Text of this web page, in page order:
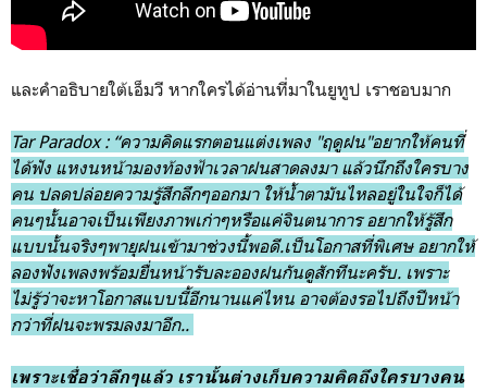
และคำอธิบายใต้เอ็มวี หากใครได้อ่านที่มาในยูทูป เราชอบมาก
Tar Paradox : “ความคิดแรกตอนแต่งเพลง "ฤดูฝน"อยากให้คนที่
ได้ฟัง แหงนหน้ามองท้องฟ้าเวลาฝนสาดลงมา แล้วนึกถึงใครบาง
คน ปลดปล่อยความรู้สึกลึกๆออกมา ให้น้ำตามันไหลอยู่ในใจก็ได้
คนๆนั้นอาจเป็นเพียงภาพเก่าๆหรือแค่จินตนาการ อยากให้รู้สึก
แบบนั้นจริงๆพายุฝนเข้ามาช่วงนี้พอดี.เป็นโอกาสที่พิเศษ อยากให้
ลองฟังเพลงพร้อมยื่นหน้ารับละอองฝนกันดูสักทีนะครับ. เพราะ
ไม่รู้ว่าจะหาโอกาสแบบนี้อีกนานแค่ไหน อาจต้องรอไปถึงปีหน้า
กว่าที่ฝนจะพรมลงมาอีก..
เพราะเชื่อว่าลึกๆแล้ว เรานั้นต่างเก็บความคิดถึงใครบางคน